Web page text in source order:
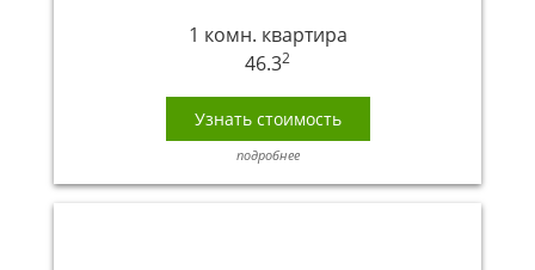
1 комн. квартира
46.32
Узнать стоимость
подробнее